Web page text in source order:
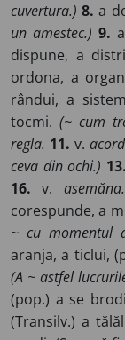
cuvertura.) 8. a
un amestec.) 9.
dispune, a
ordona, a
rândui, a
tocmi. (~ cum
regla. 11. v.
ceva din ochi.) 13.
16. v. asemăna.
corespunde, a
~ cu momentul
aranja, a ticlui,
(A ~ astfel
(pop.) a se
(Transilv.) a